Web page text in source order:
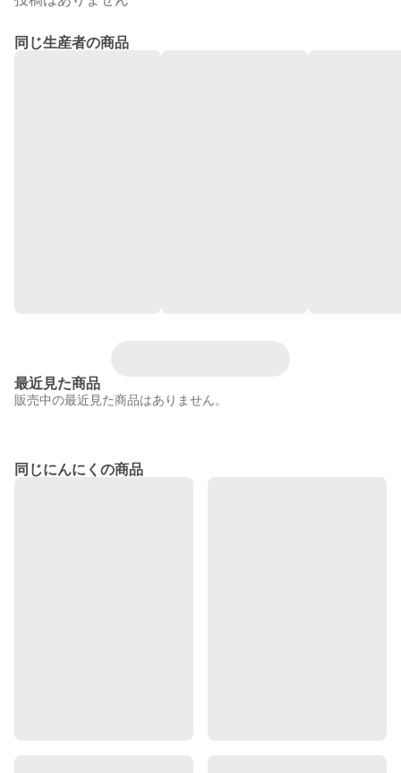
同じ生産者の商品
最近見た商品
販売中の最近見た商品はありません。
同じにんにくの商品